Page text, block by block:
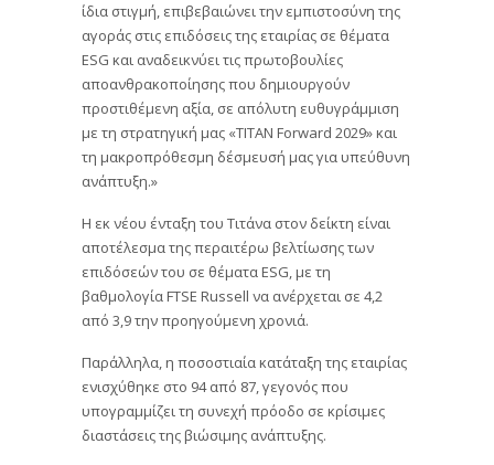
ίδια στιγμή, επιβεβαιώνει την εμπιστοσύνη της
αγοράς στις επιδόσεις της εταιρίας σε θέματα
ESG και αναδεικνύει τις πρωτοβουλίες
αποανθρακοποίησης που δημιουργούν
προστιθέμενη αξία, σε απόλυτη ευθυγράμμιση
με τη στρατηγική μας «TITAN Forward 2029» και
τη μακροπρόθεσμη δέσμευσή μας για υπεύθυνη
ανάπτυξη.»
Η εκ νέου ένταξη του Τιτάνα στον δείκτη είναι
αποτέλεσμα της περαιτέρω βελτίωσης των
επιδόσεών του σε θέματα ESG, με τη
βαθμολογία FTSE Russell να ανέρχεται σε 4,2
από 3,9 την προηγούμενη χρονιά.
Παράλληλα, η ποσοστιαία κατάταξη της εταιρίας
ενισχύθηκε στο 94 από 87, γεγονός που
υπογραμμίζει τη συνεχή πρόοδο σε κρίσιμες
διαστάσεις της βιώσιμης ανάπτυξης.